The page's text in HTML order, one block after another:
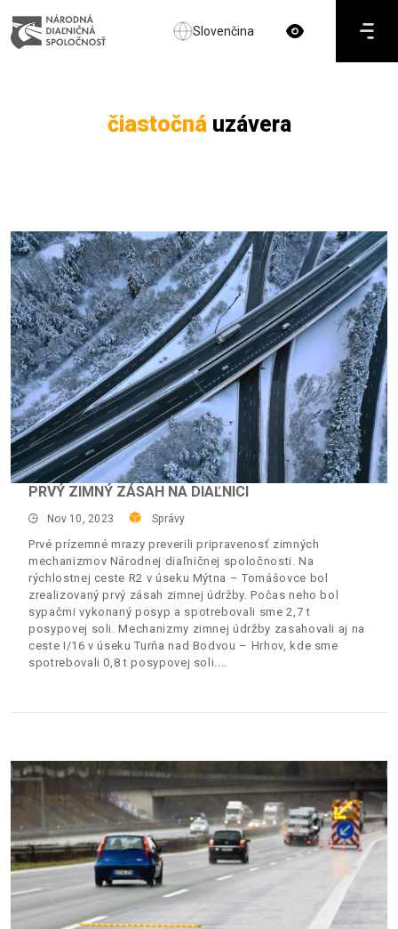
Slovenčina
čiastočnáuzávera
PRVÝ ZIMNÝ ZÁSAH NA DIAĽNICI
Nov 10, 2023 Správy
Prvé prízemné mrazy preverili pripravenosť zimných
mechanizmov Národnej diaľničnej spoločnosti. Na
rýchlostnej ceste R2 v úseku Mýtna – Tomášovce bol
zrealizovaný prvý zásah zimnej údržby. Počas neho bol
sypačmi vykonaný posyp a spotrebovali sme 2,7 t
posypovej soli. Mechanizmy zimnej údržby zasahovali aj na
ceste I/16 v úseku Turňa nad Bodvou – Hrhov, kde sme
spotrebovali 0,8 t posypovej soli.